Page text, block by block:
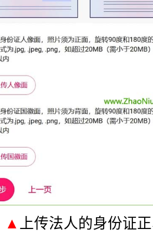
▲
上传法人的身份证